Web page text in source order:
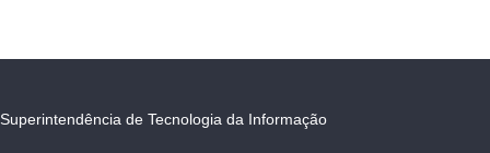
Superintendência de Tecnologia da Informação